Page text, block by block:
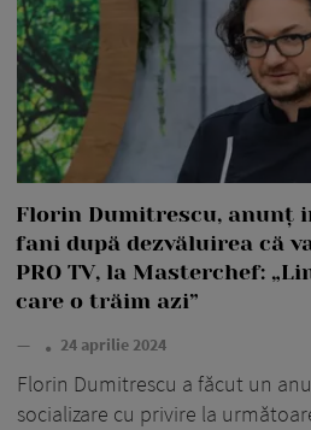
Florin Dumitrescu, anunț
fani după dezvăluirea că
PRO TV, la Masterchef:
care o trăim azi”
— 24 aprilie 2024
Florin Dumitrescu a făcut un
socializare cu privire la